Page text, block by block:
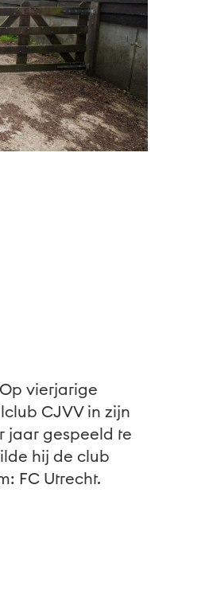
vierjarige
CJVV in zijn
jaar gespeeld te
hij de club
FC Utrecht.